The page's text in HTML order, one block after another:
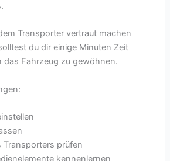
Transporter vertraut machen
du dir einige Minuten Zeit
das Fahrzeug zu gewöhnen.
Transporters prüfen
kennenlernen